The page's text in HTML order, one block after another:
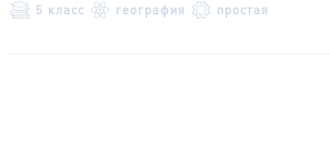
5 класс география простая